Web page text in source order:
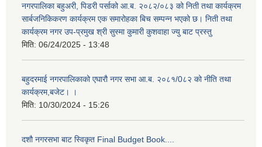
नगरपालिका बहुअरी, पिडरी पर्साको आ.ब. २०८२/०८३ को निती तथा कार्यक्रम
सार्बजनिकिकरण कार्यक्रम एक समारोहका बिच सम्पन्न भएको छ। निती तथा
कार्यक्रम नगर उप-प्रमुख श्री सुस्मा कुमारी कुशवाहा ज्यु बाट प्रस्तु
मिति: 06/24/2025 - 13:48
बहुदरमाई नगरपालिकाको एघारौ नगर सभा आ.ब. २०८१/0८२ को नीति तथा
कार्यक्रम,बजेट। ।
मिति: 10/30/2024 - 15:26
दशौ नगरसभा बाट स्विकृत Final Budget Book....